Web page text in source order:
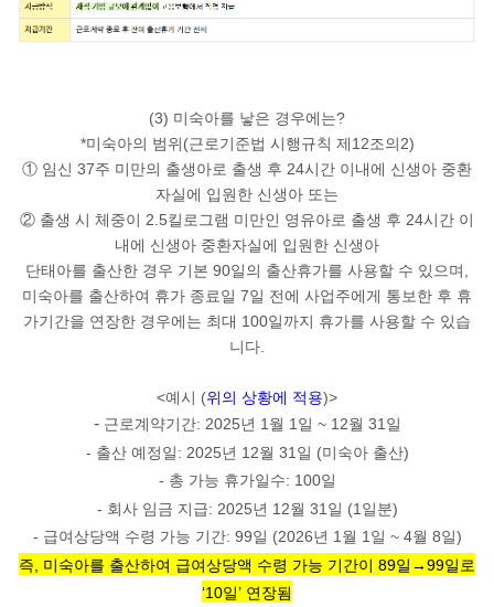
(3) 미숙아를 낳은 경우에는?
*미숙아의 범위(근로기준법 시행규칙 제12조의2)
① 임신 37주 미만의 출생아로 출생 후 24시간 이내에 신생아 중환
자실에 입원한 신생아 또는
② 출생 시 체중이 2.5킬로그램 미만인 영유아로 출생 후 24시간 이
내에 신생아 중환자실에 입원한 신생아
단태아를 출산한 경우 기본 90일의 출산휴가를 사용할 수 있으며,
미숙아를 출산하여 휴가 종료일 7일 전에 사업주에게 통보한 후 휴
가기간을 연장한 경우에는 최대 100일까지 휴가를 사용할 수 있습
니다.
<예시 (위의 상황에 적용)>
- 근로계약기간: 2025년 1월 1일 ~ 12월 31일
- 출산 예정일: 2025년 12월 31일 (미숙아 출산)
- 총 가능 휴가일수: 100일
- 회사 임금 지급: 2025년 12월 31일 (1일분)
- 급여상당액 수령 가능 기간: 99일 (2026년 1월 1일 ~ 4월 8일)
즉, 미숙아를 출산하여 급여상당액 수령 가능 기간이 89일→99일로
‘10일’ 연장됨